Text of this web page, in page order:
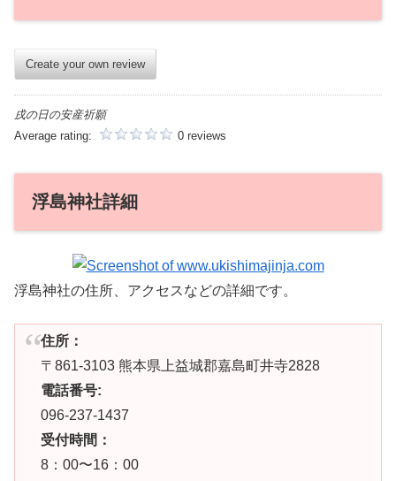
Create your own review
戌の日の安産祈願
Average rating:
0 reviews
浮島神社詳細
浮島神社の住所、アクセスなどの詳細です。
住所：
〒861-3103 熊本県上益城郡嘉島町井寺2828
電話番号:
096-237-1437
受付時間：
8：00〜16：00